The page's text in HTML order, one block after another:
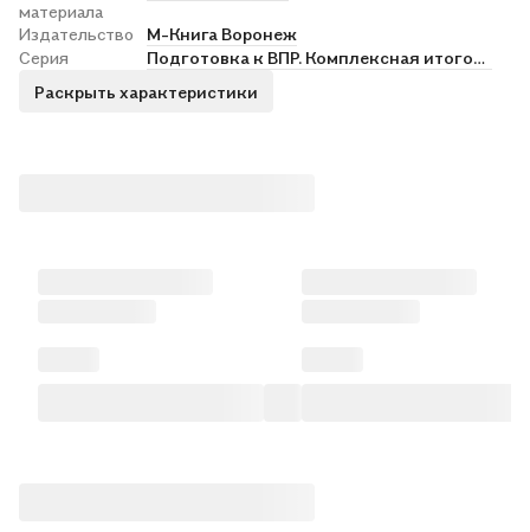
материала
Издательство
М-Книга Воронеж
Серия
Подготовка к ВПР. Комплексная итоговая работа
Раскрыть характеристики